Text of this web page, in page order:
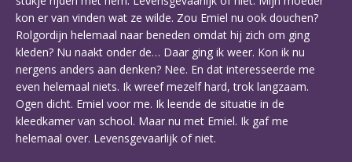
kon er van vinden wat ze wilde. Zou Emiel nu ook douchen?
Rolgordijn helemaal naar beneden omdat hij zich om ging
kleden? Nu naakt onder de… Daar ging ik weer. Kon ik nu
nergens anders aan denken? Nee. En dat interesseerde me
even helemaal niets. Ik wreef mezelf hard, trok langzaam.
Ogen dicht. Emiel voor me. Ik leende de situatie in de
kleedkamer van school. Maar nu met Emiel. Ik gaf me
helemaal over. Levensgevaarlijk of niet.